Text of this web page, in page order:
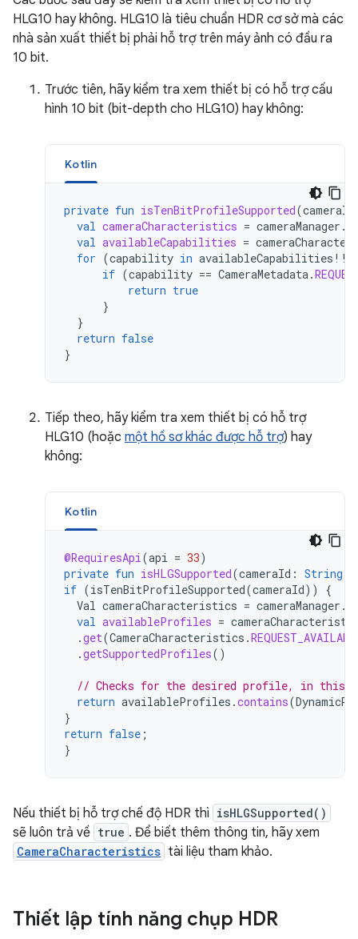
HLG10 hay không. HLG10 là tiêu chuẩn HDR cơ sở mà các
nhà sản xuất thiết bị phải hỗ trợ trên máy ảnh có đầu ra
10 bit.
Trước tiên, hãy kiểm tra xem thiết bị có hỗ trợ cấu
hình 10 bit (bit-depth cho HLG10) hay không:
Kotlin
private fun isTenBitProfileSupported(cameraId
val cameraCharacteristics = cameraManager .
val availableCapabilities =
for (capability in availableCapabilities !!
if (capability == CameraMetadata.
return true
}
}
return false
}
Tiếp theo, hãy kiểm tra xem thiết bị có hỗ trợ
HLG10 (hoặc một hồ sơ khác được hỗ trợ) hay
không:
Kotlin
@RequiresApi(api = 33)
private fun isHLGSupported(cameraId : String
if (isTenBitProfileSupported(cameraId))
{
Val cameraCharacteristics = cameraManager .
val availableProfiles =
.get(CameraCharacteristics .
.getSupportedProfiles()
// Checks for the desired profile, in this
return availableProfiles .contains(
}
return false ;
}
Nếu thiết bị hỗ trợ chế độ HDR thì isHLGSupported()
sẽ luôn trả về true . Để biết thêm thông tin, hãy xem
CameraCharacteristics tài liệu tham khảo.
Thiết lập tính năng chụp HDR